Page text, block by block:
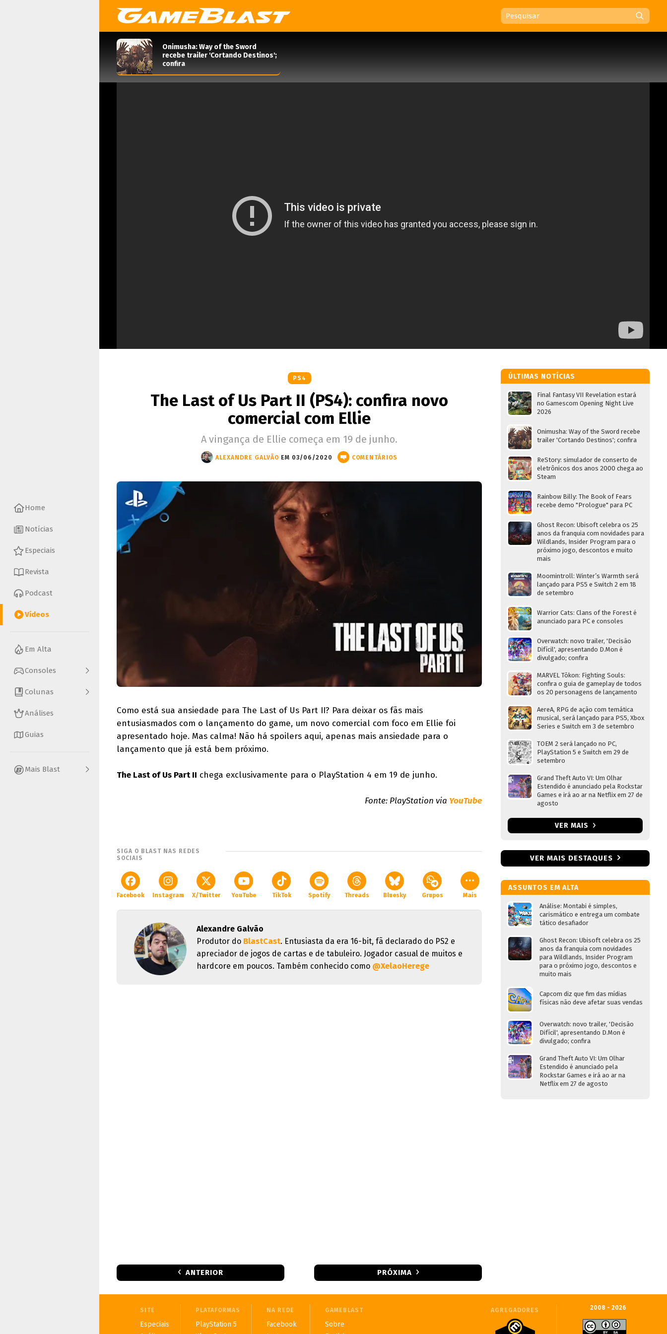
Home
Notícias
Especiais
Revista
Podcast
Vídeos
Em Alta
Consoles
Colunas
Análises
Guias
Mais Blast
Onimusha: Way of the Sword
recebe trailer 'Cortando Destinos';
confira
PS4
The Last of Us Part II (PS4): confira novo
comercial com Ellie
A vingança de Ellie começa em 19 de junho.
ALEXANDRE GALVÃO EM 03/06/2020 COMENTÁRIOS
Como está sua ansiedade para The Last of Us Part II? Para deixar os fãs mais
entusiasmados com o lançamento do game, um novo comercial com foco em Ellie foi
apresentado hoje. Mas calma! Não há spoilers aqui, apenas mais ansiedade para o
lançamento que já está bem próximo.
The Last of Us Part II chega exclusivamente para o PlayStation 4 em 19 de junho.
Fonte: PlayStation via YouTube
SIGA O BLAST NAS REDES
SOCIAIS
Facebook Instagram X/Twitter YouTube TikTok Spotify Threads Bluesky Grupos Mais
Alexandre Galvão
Produtor do BlastCast. Entusiasta da era 16-bit, fã declarado do PS2 e
apreciador de jogos de cartas e de tabuleiro. Jogador casual de muitos e
hardcore em poucos. Também conhecido como @XelaoHerege
ANTERIOR PRÓXIMA
ÚLTIMAS NOTÍCIAS
Final Fantasy VII Revelation estará
no Gamescom Opening Night Live
2026
Onimusha: Way of the Sword recebe
trailer 'Cortando Destinos'; confira
ReStory: simulador de conserto de
eletrônicos dos anos 2000 chega ao
Steam
Rainbow Billy: The Book of Fears
recebe demo "Prologue" para PC
Ghost Recon: Ubisoft celebra os 25
anos da franquia com novidades para
Wildlands, Insider Program para o
próximo jogo, descontos e muito
mais
Moomintroll: Winter’s Warmth será
lançado para PS5 e Switch 2 em 18
de setembro
Warrior Cats: Clans of the Forest é
anunciado para PC e consoles
Overwatch: novo trailer, 'Decisão
Difícil', apresentando D.Mon é
divulgado; confira
MARVEL Tōkon: Fighting Souls:
confira o guia de gameplay de todos
os 20 personagens de lançamento
AereA, RPG de ação com temática
musical, será lançado para PS5, Xbox
Series e Switch em 3 de setembro
TOEM 2 será lançado no PC,
PlayStation 5 e Switch em 29 de
setembro
Grand Theft Auto VI: Um Olhar
Estendido é anunciado pela Rockstar
Games e irá ao ar na Netflix em 27 de
agosto
VER MAIS
VER MAIS DESTAQUES
ASSUNTOS EM ALTA
Análise: Montabi é simples,
carismático e entrega um combate
tático desafiador
Ghost Recon: Ubisoft celebra os 25
anos da franquia com novidades
para Wildlands, Insider Program
para o próximo jogo, descontos e
muito mais
Capcom diz que fim das mídias
físicas não deve afetar suas vendas
Overwatch: novo trailer, 'Decisão
Difícil', apresentando D.Mon é
divulgado; confira
Grand Theft Auto VI: Um Olhar
Estendido é anunciado pela
Rockstar Games e irá ao ar na
Netflix em 27 de agosto
SITE
Especiais
PLATAFORMAS
PlayStation 5
NA REDE
Facebook
GAMEBLAST
Sobre
2008 - 2026
AGREGADORES